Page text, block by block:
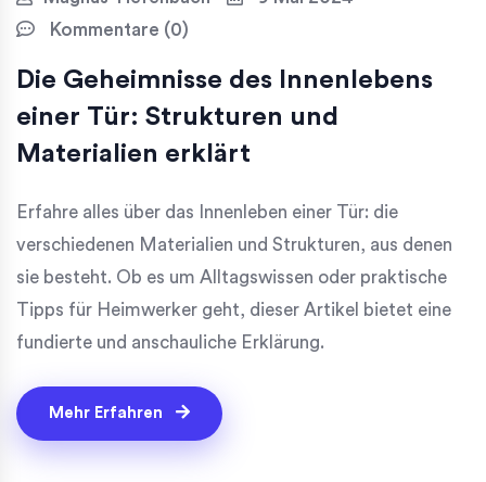
Kommentare (0)
Die Geheimnisse des Innenlebens
einer Tür: Strukturen und
Materialien erklärt
Erfahre alles über das Innenleben einer Tür: die
verschiedenen Materialien und Strukturen, aus denen
sie besteht. Ob es um Alltagswissen oder praktische
Tipps für Heimwerker geht, dieser Artikel bietet eine
fundierte und anschauliche Erklärung.
Mehr Erfahren